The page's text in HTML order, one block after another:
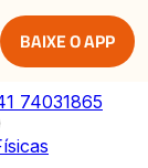
BAIXE O APP
74031865